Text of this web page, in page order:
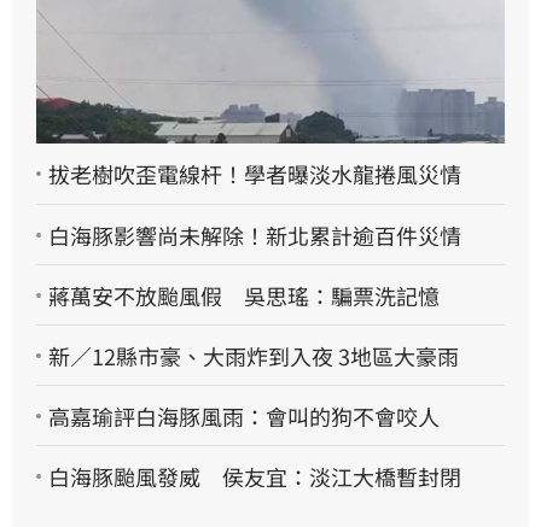
拔老樹吹歪電線杆！學者曝淡水龍捲風災情
白海豚影響尚未解除！新北累計逾百件災情
蔣萬安不放颱風假 吳思瑤：騙票洗記憶
新／12縣市豪、大雨炸到入夜 3地區大豪雨
高嘉瑜評白海豚風雨：會叫的狗不會咬人
白海豚颱風發威 侯友宜：淡江大橋暫封閉